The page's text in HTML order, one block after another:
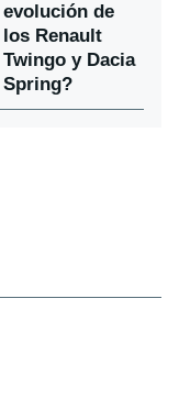
evolución de
los Renault
Twingo y Dacia
Spring?